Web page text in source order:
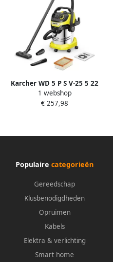
Karcher WD 5 P S V-25 5 22
Nat- en droogstofzuiger
1.628-357.0
1 webshop
€ 257,98
Populaire categorieën
Gereedschap
Klusbenodigdheden
Opruimen
Kabels
Elektra & verlichting
Smart home